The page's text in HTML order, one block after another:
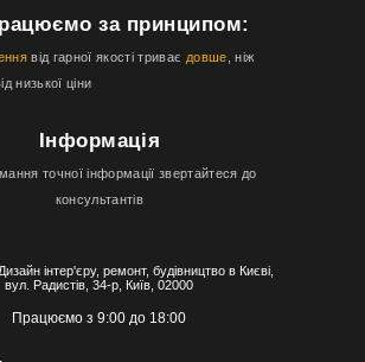
інтер'єру, ремонт, будівництво в Києві,
вул. Радистів, 34-р, Київ, 02000
Працюємо з 9:00 до 18:00
за принципом:
від гарної якості триває довше , ніж
низької ціни
Інформація
точної інформації звертайтеся до
консультантів